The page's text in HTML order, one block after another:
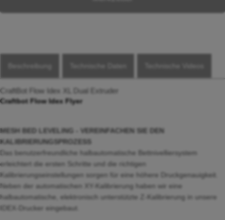
CraftBot Flow Idex XL Dual Extruder
Craftbot Flow Idex Flyer
MESH BED LEVELING - VEREINFACHEN SIE DEN
KALIBRIERUNGSPROZESS
Das benutzerfreundliche halbautomatische Bettnivelliersystem
erleichtert die ersten Schritte und die richtigen
Kalibrierungseinstellungen sorgen für eine höhere Druckgenauigkeit.
Neben der automatischen XY-Kalibrierung haben wir eine
halbautomatische, elektronisch unterstützte Z-Kalibrierung in unsere
IDEX-Drucker eingebaut.